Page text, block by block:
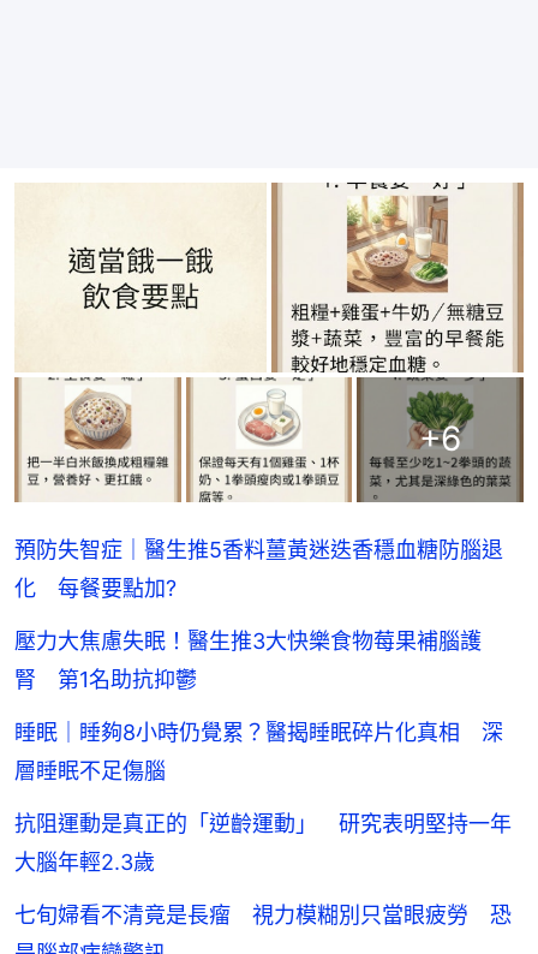
+6
預防失智症｜醫生推5香料薑黃迷迭香穩血糖防腦退
化 每餐要點加?
壓力大焦慮失眠！醫生推3大快樂食物莓果補腦護
腎 第1名助抗抑鬱
睡眠｜睡夠8小時仍覺累？醫揭睡眠碎片化真相 深
層睡眠不足傷腦
抗阻運動是真正的「逆齡運動」 研究表明堅持一年
大腦年輕2.3歲
七旬婦看不清竟是長瘤 視力模糊別只當眼疲勞 恐